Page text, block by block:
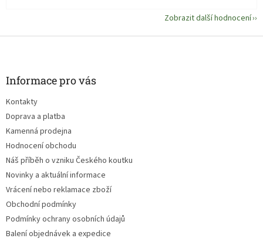
Zobrazit další hodnocení
Informace pro vás
Kontakty
Doprava a platba
Kamenná prodejna
Hodnocení obchodu
Náš příběh o vzniku Českého koutku
Novinky a aktuální informace
Vrácení nebo reklamace zboží
Obchodní podmínky
Podmínky ochrany osobních údajů
Balení objednávek a expedice